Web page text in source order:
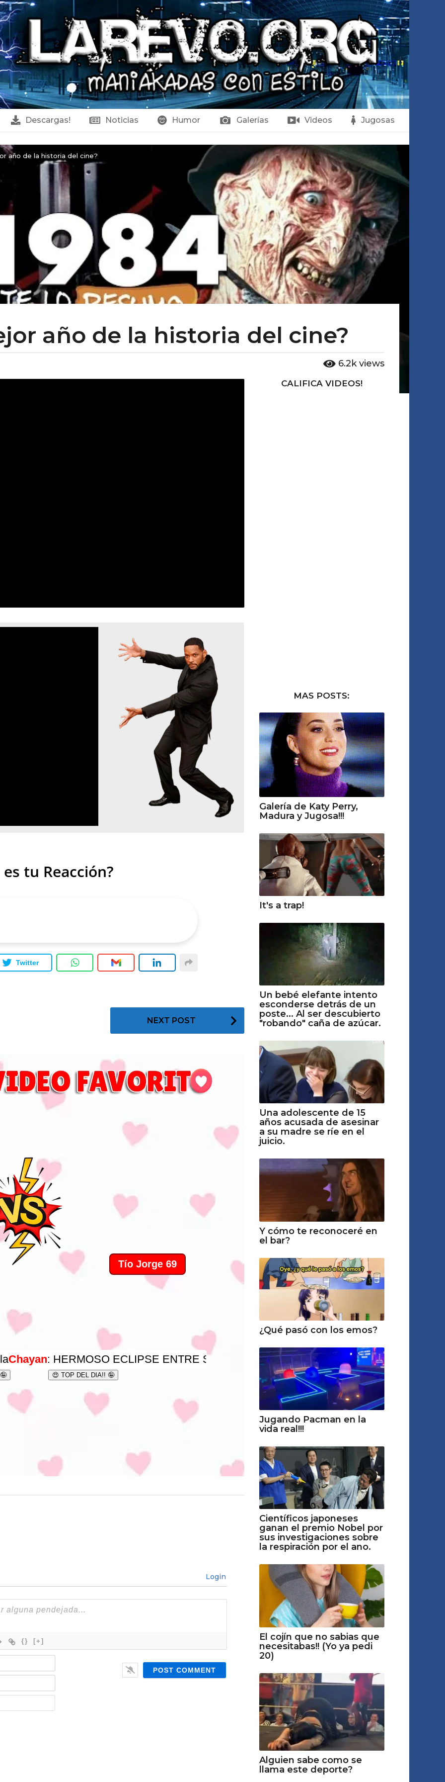
Descargas! Noticias Humor Galerías Videos Jugosas
año de la historia del cine?
año de la historia del cine?
6.2k views
tu Reacción?
Twitter
NEXT POST
Login
{} [+]
CALIFICA VIDEOS!
MAS POSTS:
Galería de Katy Perry,
Madura y Jugosa!!!
It's a trap!
Un bebé elefante intento
esconderse detrás de un
poste... Al ser descubierto
"robando" caña de azúcar.
Una adolescente de 15
años acusada de asesinar
a su madre se ríe en el
juicio.
Y cómo te reconoceré en
el bar?
¿Qué pasó con los emos?
Jugando Pacman en la
vida real!!!
Científicos japoneses
ganan el premio Nobel por
sus investigaciones sobre
la respiración por el ano.
El cojín que no sabias que
necesitabas!! (Yo ya pedi
20)
Alguien sabe como se
llama este deporte?